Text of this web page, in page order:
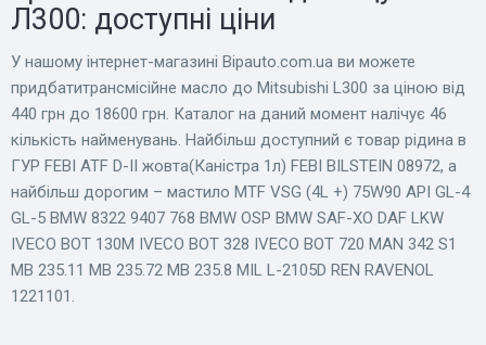
Л300: доступні ціни
У нашому інтернет-магазині Bіpauto.com.ua ви можете
придбатитрансмісійне масло до Mitsubishi L300 за ціною від
440 грн до 18600 грн. Каталог на даний момент налічує 46
кількість найменувань. Найбільш доступний є товар рідина в
ГУР FEBI ATF D-II жовта(Каністра 1л) FEBI BILSTEIN 08972, а
найбільш дорогим – мастило MTF VSG (4L +) 75W90 API GL-4
GL-5 BMW 8322 9407 768 BMW OSP BMW SAF-XO DAF LKW
IVECO BOT 130M IVECO BOT 328 IVECO BOT 720 MAN 342 S1
MB 235.11 MB 235.72 MB 235.8 MIL L-2105D REN RAVENOL
1221101.